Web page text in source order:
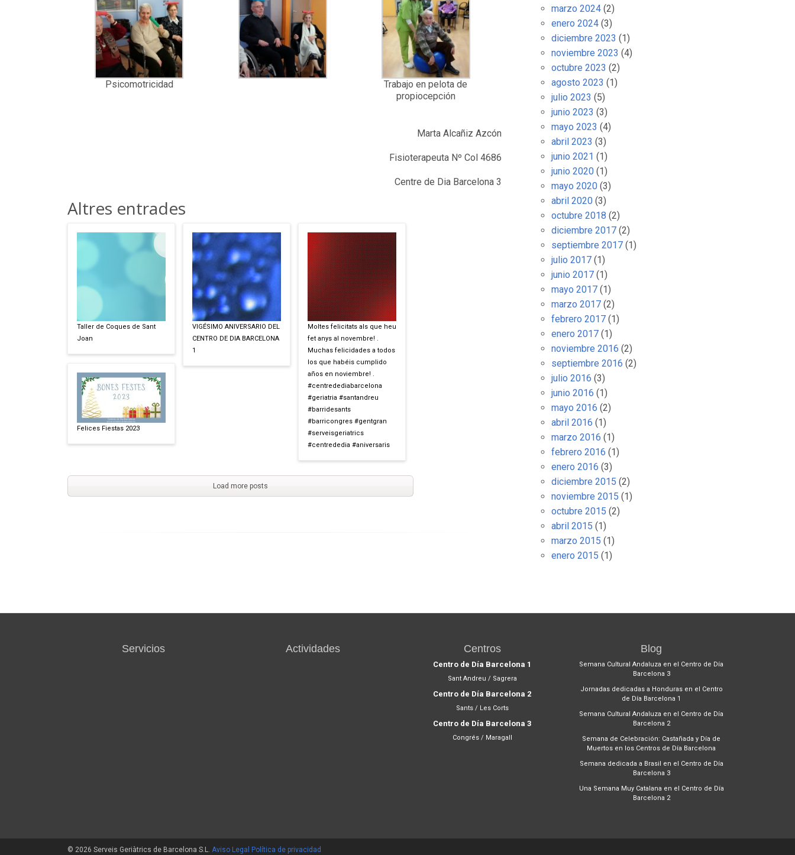
Psicomotricidad
Trabajo en pelota de
propiocepción
Marta Alcañiz Azcón
Fisioterapeuta Nº Col 4686
Centre de Dia Barcelona 3
Altres entrades
Taller de Coques de Sant
Joan
Felices Fiestas 2023
VIGÉSIMO ANIVERSARIO DEL
CENTRO DE DIA BARCELONA
1
Moltes felicitats als que heu
fet anys al novembre! .
Muchas felicidades a todos
los que habéis cumplido
años en noviembre! .
#centredediabarcelona
#geriatria #santandreu
#barridesants
#barricongres #gentgran
#serveisgeriatrics
#centrededia #aniversaris
Load more posts
marzo 2024 (2)
enero 2024 (3)
diciembre 2023 (1)
noviembre 2023 (4)
octubre 2023 (2)
agosto 2023 (1)
julio 2023 (5)
junio 2023 (3)
mayo 2023 (4)
abril 2023 (3)
junio 2021 (1)
junio 2020 (1)
mayo 2020 (3)
abril 2020 (3)
octubre 2018 (2)
diciembre 2017 (2)
septiembre 2017 (1)
julio 2017 (1)
junio 2017 (1)
mayo 2017 (1)
marzo 2017 (2)
febrero 2017 (1)
enero 2017 (1)
noviembre 2016 (2)
septiembre 2016 (2)
julio 2016 (3)
junio 2016 (1)
mayo 2016 (2)
abril 2016 (1)
marzo 2016 (1)
febrero 2016 (1)
enero 2016 (3)
diciembre 2015 (2)
noviembre 2015 (1)
octubre 2015 (2)
abril 2015 (1)
marzo 2015 (1)
enero 2015 (1)
Servicios Actividades Centros
Centro de Día Barcelona 1
Sant Andreu / Sagrera
Centro de Día Barcelona 2
Sants / Les Corts
Centro de Día Barcelona 3
Congrés / Maragall
Blog
Semana Cultural Andaluza en el Centro de Día
Barcelona 3
Jornadas dedicadas a Honduras en el Centro
de Día Barcelona 1
Semana Cultural Andaluza en el Centro de Día
Barcelona 2
Semana de Celebración: Castañada y Día de
Muertos en los Centros de Día Barcelona
Semana dedicada a Brasil en el Centro de Día
Barcelona 3
Una Semana Muy Catalana en el Centro de Día
Barcelona 2
© 2026 Serveis Geriàtrics de Barcelona S.L. Aviso Legal Política de privacidad